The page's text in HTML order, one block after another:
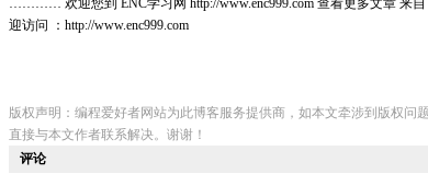
………… 欢迎您到 ENC学习网 http://www.enc999.com 查看更多文章 来自
迎访问 ：http://www.enc999.com
版权声明：编程爱好者网站为此博客服务提供商，如本文牵涉到版权问
直接与本文作者联系解决。谢谢！
评论